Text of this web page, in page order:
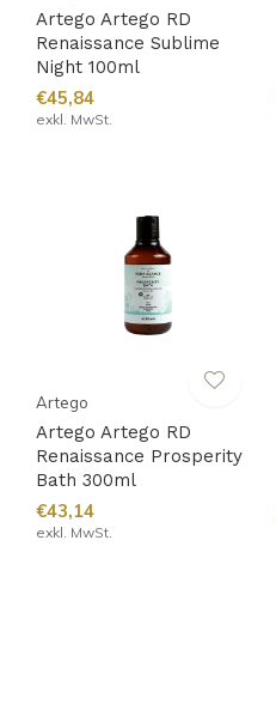
Artego Artego RD
Renaissance Sublime
Night 100ml
€45,84
exkl. MwSt.
Artego
Artego Artego RD
Renaissance Prosperity
Bath 300ml
€43,14
exkl. MwSt.